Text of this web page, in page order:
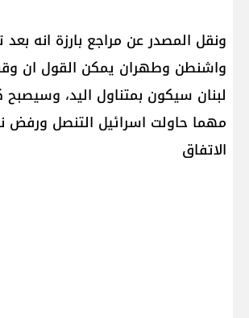
ونقل المصدر عن مراجع بارزة انه
واشنطن وطهران يمكن القول ان
لبنان سيكون بمتناول اليد، وسيصبح
مهما حاولت اسرائيل التنصل ورفض
الاتفاق